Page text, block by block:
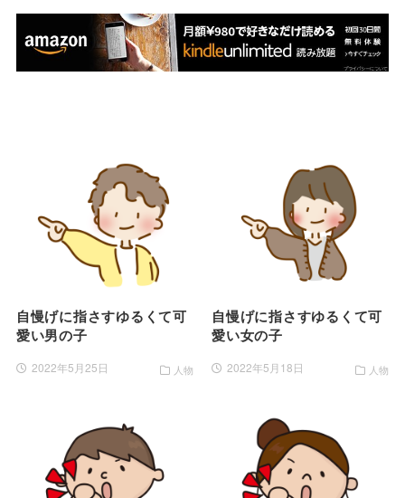
自慢げに指さすゆるくて可
愛い男の子
2022年5月25日 人物
自慢げに指さすゆるくて可
愛い女の子
2022年5月18日 人物